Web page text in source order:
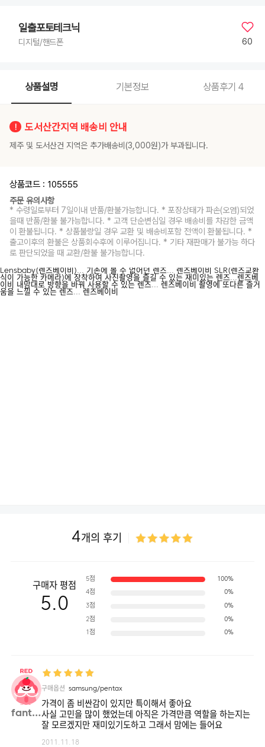
일출포토테크닉
디지털/핸드폰 60
상품설명 기본정보 상품후기 4
도서산간지역 배송비 안내
제주 및 도서산건 지역은 추가배송비(3,000원)가 부과됩니다.
상품코드 : 105555
주문 유의사항
* 수령일로부터 7일이내 반품/환불가능합니다. * 포장상태가 파손(오염)되었
을때 반품/환불 불가능합니다. * 고객 단순변심일 경우 배송비를 차감한 금액
이 환불됩니다. * 상품불량일 경우 교환 및 배송비포함 전액이 환불됩니다. *
출고이후의 환불은 상품회수후에 이루어집니다. * 기타 재판매가 불가능 하다
로 판단되었을 때 교환/환불 불가능합니다.
Lensbaby(렌즈베이비)... 기존에 볼 수 없어던 렌즈... 렌즈베이비 SLR(렌즈교환
식이 가능한 카메라)에 장착하여 사진촬영을 즐길 수 있는 재미있는 렌즈...렌즈베
이비 내맘대로 방향을 바꿔 사용할 수 있는 렌즈... 렌즈베이비 촬영에 또다른 즐거
움을 느낄 수 있는 렌즈... 렌즈베이비
4개의 후기
구매자 평점
5.0
5점 100%
4점 0%
3점 0%
2점 0%
1점 0%
fanta**
구매옵션 samsung/pentax
가격이 좀 비싼감이 있지만 특이해서 좋아요
사실 고민을 많이 했었는데 아직은 가격만큼 역할을 하는지는
잘 모르겠지만 재미있기도하고 그래서 맘에는 들어요
2011.11.18